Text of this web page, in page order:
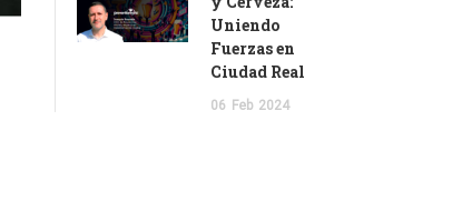
Uniendo
Fuerzas en
Ciudad Real
06 Feb 2024